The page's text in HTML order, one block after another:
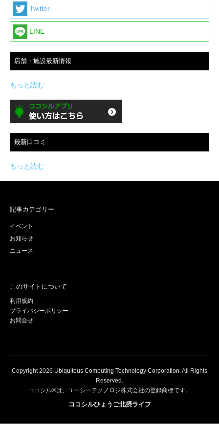
Twitter
LINE
店舗・施設最新情報
もっと読む
最新口コミ
もっと読む
記事カテゴリー
イベント
お知らせ
ニュース
このサイトについて
利用規約
プライバシーポリシー
お問合せ
Copyright2026 Ubiquitous Computing Technology Corporation . All Rights
Reserved.
ココシル®は、ユーシーテクノロジ株式会社の登録商標です。
ココシルひょうご北摂ライフ